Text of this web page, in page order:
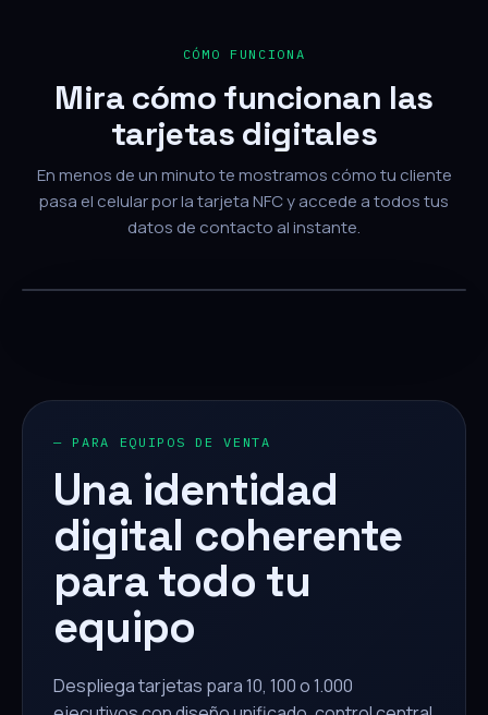
CÓMO FUNCIONA
Mira cómo funcionan las
tarjetas digitales
En menos de un minuto te mostramos cómo tu cliente
pasa el celular por la tarjeta NFC y accede a todos tus
datos de contacto al instante.
— PARA EQUIPOS DE VENTA
Una identidad
digital coherente
para todo tu
equipo
Despliega tarjetas para 10, 100 o 1.000